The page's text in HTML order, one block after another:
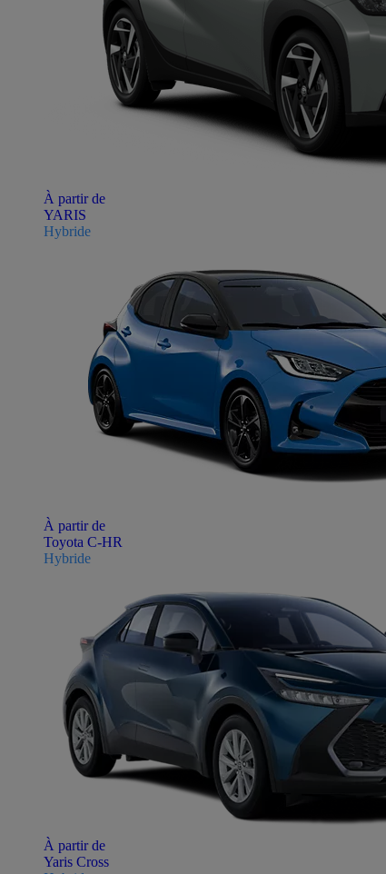
À partir de
YARIS
Hybride
À partir de
Toyota C-HR
Hybride
À partir de
Yaris Cross